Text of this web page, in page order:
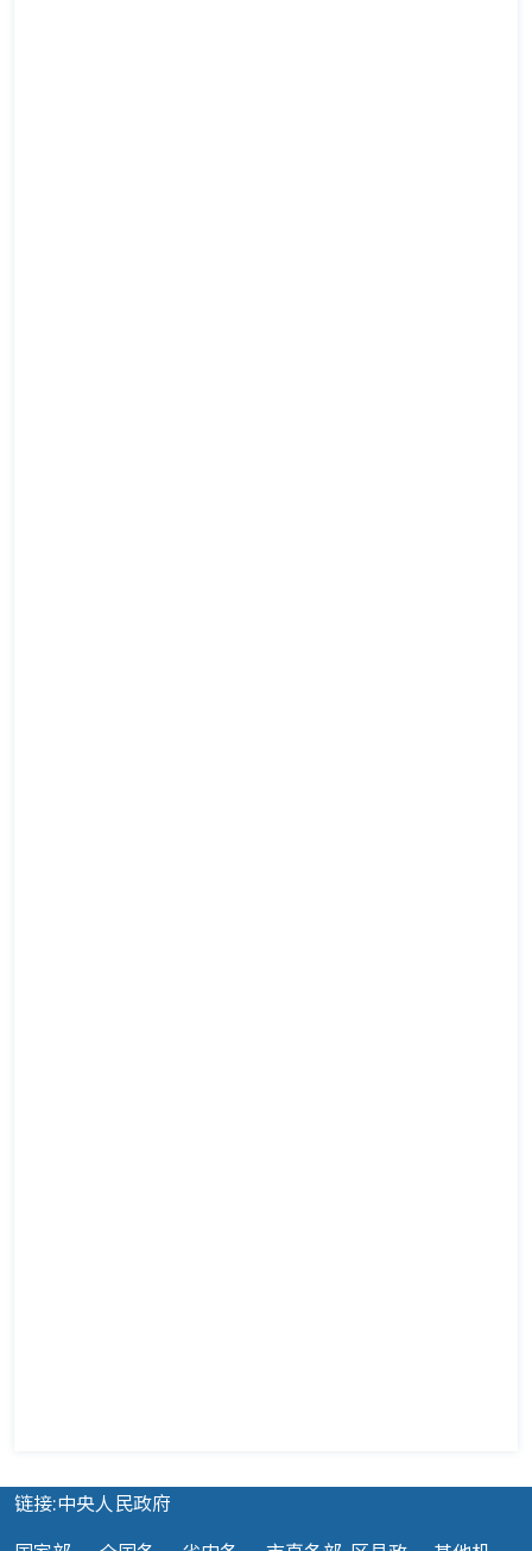
链接:中央人民政府